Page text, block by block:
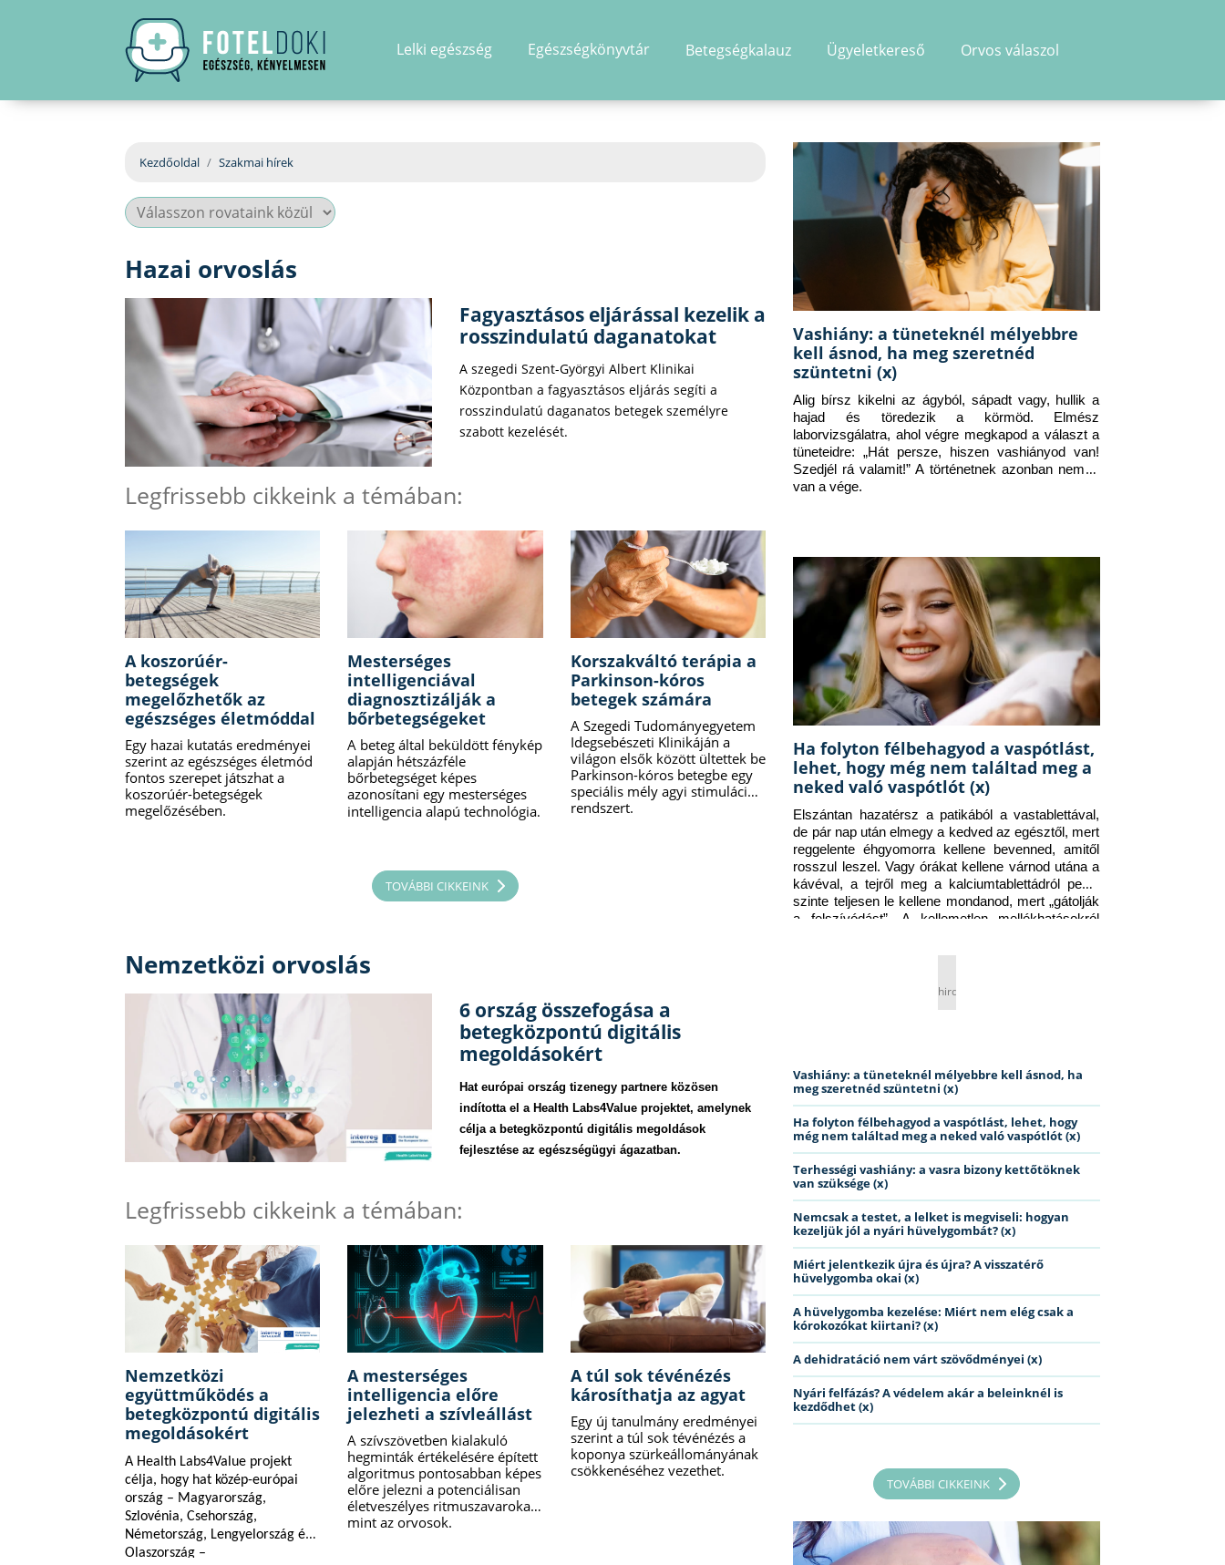
Lelki egészség Egészségkönyvtár Betegségkalauz Ügyeletkereső Orvos válaszol
Kezdőoldal Szakmai hírek
Hazai orvoslás
Fagyasztásos eljárással kezelik a
rosszindulatú daganatokat
A szegedi Szent-Györgyi Albert Klinikai
Központban a fagyasztásos eljárás segíti a
rosszindulatú daganatos betegek személyre
szabott kezelését.
Legfrissebb cikkeink a témában:
A koszorúér-
betegségek
megelőzhetők az
egészséges életmóddal
Egy hazai kutatás eredményei
szerint az egészséges életmód
fontos szerepet játszhat a
koszorúér-betegségek
megelőzésében.
Mesterséges
intelligenciával
diagnosztizálják a
bőrbetegségeket
A beteg által beküldött fénykép
alapján hétszázféle
bőrbetegséget képes
azonosítani egy mesterséges
intelligencia alapú technológia.
Korszakváltó terápia a
Parkinson-kóros
betegek számára
A Szegedi Tudományegyetem
Idegsebészeti Klinikáján a
világon elsők között ültettek be
Parkinson-kóros betegbe egy
speciális mély agyi stimulációs
rendszert.
TOVÁBBI CIKKEINK
Nemzetközi orvoslás
6 ország összefogása a
betegközpontú digitális
megoldásokért
Hat európai ország tizenegy partnere közösen
indította el a Health Labs4Value projektet, amelynek
célja a betegközpontú digitális megoldások
fejlesztése az egészségügyi ágazatban.
Legfrissebb cikkeink a témában:
Nemzetközi
együttműködés a
betegközpontú digitális
megoldásokért
A Health Labs4Value projekt
célja, hogy hat közép-európai
ország – Magyarország,
Szlovénia, Csehország,
Németország, Lengyelország és
Olaszország –
A mesterséges
intelligencia előre
jelezheti a szívleállást
A szívszövetben kialakuló
hegminták értékelésére épített
algoritmus pontosabban képes
előre jelezni a potenciálisan
életveszélyes ritmuszavarokat,
mint az orvosok.
A túl sok tévénézés
károsíthatja az agyat
Egy új tanulmány eredményei
szerint a túl sok tévénézés a
koponya szürkeállományának
csökkenéséhez vezethet.
Vashiány: a tüneteknél mélyebbre
kell ásnod, ha meg szeretnéd
szüntetni (x)
Alig bírsz kikelni az ágyból, sápadt vagy, hullik a
hajad és töredezik a körmöd. Elmész
laborvizsgálatra, ahol végre megkapod a választ a
tüneteidre: „Hát persze, hiszen vashiányod van!
Szedjél rá valamit!” A történetnek azonban nem itt
van a vége.
Ha folyton félbehagyod a vaspótlást,
lehet, hogy még nem találtad meg a
neked való vaspótlót (x)
Elszántan hazatérsz a patikából a vastablettával,
de pár nap után elmegy a kedved az egésztől, mert
reggelente éhgyomorra kellene bevenned, amitől
rosszul leszel. Vagy órákat kellene várnod utána a
kávéval, a tejről meg a kalciumtablettádról pedig
szinte teljesen le kellene mondanod, mert „gátolják
a felszívódást”. A kellemetlen mellékhatásokról
hirdetés
Vashiány: a tüneteknél mélyebbre kell ásnod, ha
meg szeretnéd szüntetni (x)
Ha folyton félbehagyod a vaspótlást, lehet, hogy
még nem találtad meg a neked való vaspótlót (x)
Terhességi vashiány: a vasra bizony kettőtöknek
van szüksége (x)
Nemcsak a testet, a lelket is megviseli: hogyan
kezeljük jól a nyári hüvelygombát? (x)
Miért jelentkezik újra és újra? A visszatérő
hüvelygomba okai (x)
A hüvelygomba kezelése: Miért nem elég csak a
kórokozókat kiirtani? (x)
A dehidratáció nem várt szövődményei (x)
Nyári felfázás? A védelem akár a beleinknél is
kezdődhet (x)
TOVÁBBI CIKKEINK